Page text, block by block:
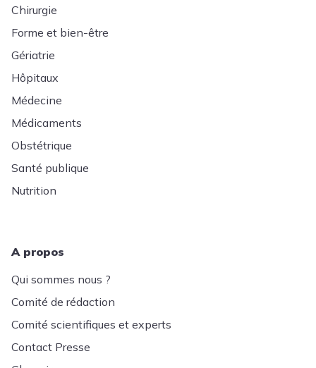
Chirurgie
Forme et bien-être
Gériatrie
Hôpitaux
Médecine
Médicaments
Obstétrique
Santé publique
Nutrition
A propos
Qui sommes nous ?
Comité de rédaction
Comité scientifiques et experts
Contact Presse